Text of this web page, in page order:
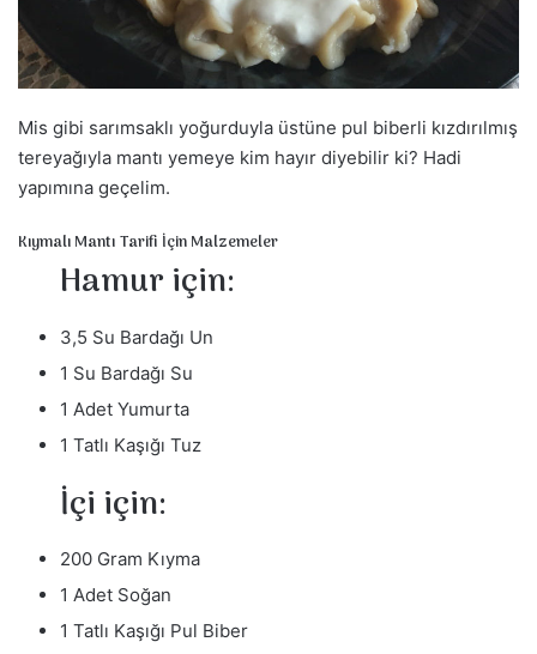
g
n
e
r
m
k
Mis gibi sarımsaklı yoğurduyla üstüne pul biberli kızdırılmış
tereyağıyla mantı yemeye kim hayır diyebilir ki? Hadi
yapımına geçelim.
Kıymalı Mantı Tarifi İçin Malzemeler
Hamur için:
3,5 Su Bardağı Un
1 Su Bardağı Su
1 Adet Yumurta
1 Tatlı Kaşığı Tuz
İçi için:
200 Gram Kıyma
1 Adet Soğan
1 Tatlı Kaşığı Pul Biber